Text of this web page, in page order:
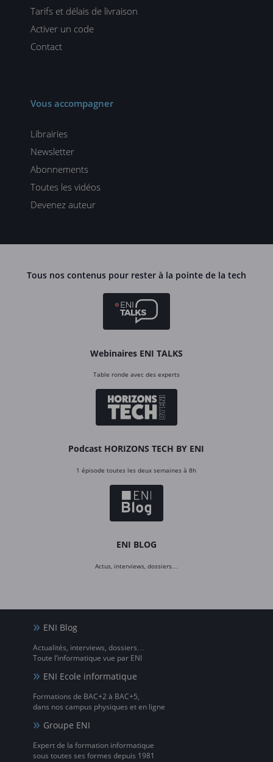
Tarifs et délais de livraison
Activer un code
Contact
Vous accompagner
Librairies
Newsletter
Abonnements
Toutes les vidéos
Devenez auteur
Tous nos contenus pour rester à la pointe de la tech
Webinaires ENI TALKS
Table ronde avec des experts
Podcast HORIZONS TECH BY ENI
1 épisode toutes les deux semaines à 8h
ENI BLOG
Actus, interviews, dossiers…
ENI Blog
Actualités, interviews, dossiers…
Toute l’informatique vue par ENI
ENI Ecole informatique
Formations de BAC+2 à BAC+5,
dans nos campus physiques et en ligne
Groupe ENI
Expert de la formation informatique
sous toutes ses formes depuis 1981